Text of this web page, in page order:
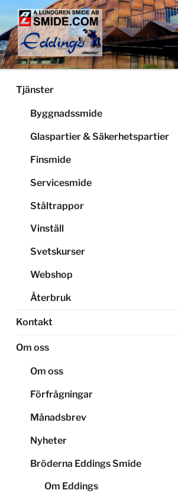
Hoppa
innehåll
LUNDGRENS SMIDE
Smide och glaspartier i Stockholm
Tjänster
Byggnadssmide
Glaspartier & Säkerhetspartier
Finsmide
Servicesmide
Ståltrappor
Vinställ
Svetskurser
Webshop
Återbruk
Kontakt
Om oss
Om oss
Förfrågningar
Månadsbrev
Nyheter
Bröderna Eddings Smide
Om Eddings